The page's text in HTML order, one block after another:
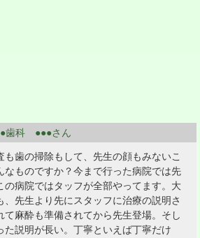
歯科 ●●●さん
も歯の掃除もして、先生の顔もみないこ
なものですか？今まで行った病院では先
の病院ではタッフが全部やってます。大
先生より先にスタッフに治療の説明さ
て麻酔も準備されてから先生登場。そし
た説明が長い。丁寧といえば丁寧だけ